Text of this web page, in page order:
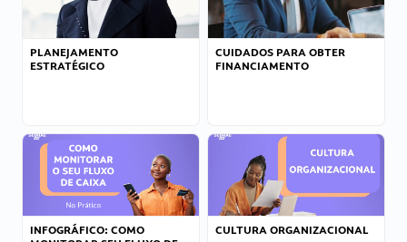
PLANEJAMENTO
ESTRATÉGICO
CUIDADOS PARA OBTER
FINANCIAMENTO
INFOGRÁFICO: COMO
CULTURA ORGANIZACIONAL